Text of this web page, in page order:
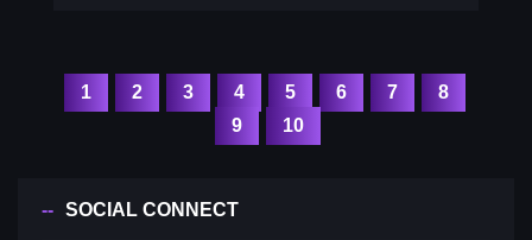
1 2 3 4 5 6 7
8
9
10
SOCIAL CONNECT